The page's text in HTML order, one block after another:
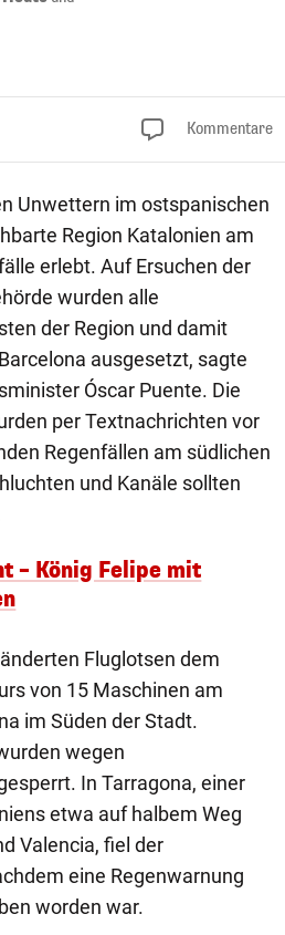
Kommentare
Unwettern im ostspanischen
Region Katalonien am
erlebt. Auf Ersuchen der
wurden alle
der Region und damit
ausgesetzt, sagte
Óscar Puente. Die
per Textnachrichten vor
Regenfällen am südlichen
und Kanäle sollten
– König Felipe mit
Fluglotsen dem
von 15 Maschinen am
im Süden der Stadt.
wegen
In Tarragona, einer
etwa auf halbem Weg
Valencia, fiel der
eine Regenwarnung
worden war.